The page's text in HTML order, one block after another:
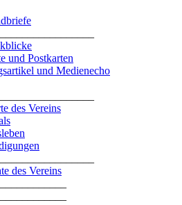
und Postkarten
und Medienecho
des Vereins
des Vereins